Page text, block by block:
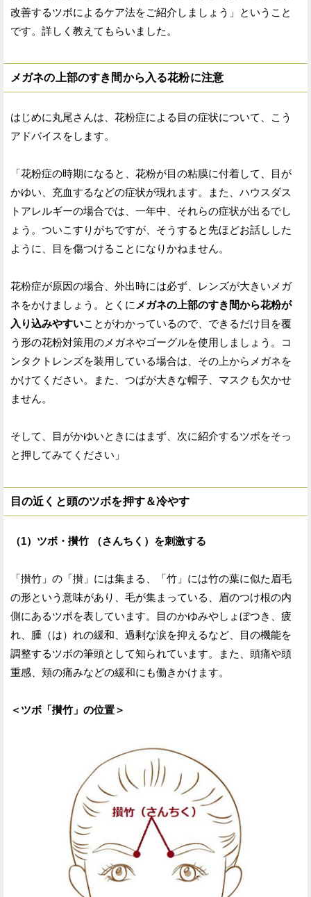
改善するツボによるケア法をご紹介しましょう」ということ
です。詳しく教えてもらいました。
メガネの上部のすき間から入る花粉に注意
はじめに丸尾さんは、花粉症による目の症状について、こう
アドバイスをします。
「花粉症の時期になると、花粉が目の粘膜に付着して、目が
かゆい、充血するなどの症状が現れます。また、ハウスダス
トアレルギーの場合では、一年中、それらの症状が出るでし
ょう。ついこすりがちですが、そうすると先ほどお話しした
ように、目を傷つけることになりかねません。
花粉症が原因の場合、外出時には必ず、レンズが大きいメガ
ネをかけましょう。とくに メガネの上部のすき間から花粉が
入り込みやすいことがわかっているので、できるだけ目を覆
う形の花粉対策用のメガネやゴーグルを使用しましょう。コ
ンタクトレンズを装用している場合は、その上からメガネを
かけてください。また、つばが大きな帽子、マスクも欠かせ
ません。
そして、目がかゆいときにはまず、次に紹介するツボをそっ
と押してみてください」
目の近くと頭のツボを押す＆冷やす
（1）ツボ・攅竹 （さんちく）を刺激する
「攅竹」の「攅」には集まる、「竹」には竹の葉に似た眉毛
の形という意味があり、毛が集まっている、眉のつけ根の内
側にあるツボを表しています。目のかゆみやしょぼつき、疲
れ、腫（は）れの緩和、過剰な涙を抑えるなど、目の機能を
調整するツボの筆頭として知られています。また、頭痛や頭
重感、頬の痛みなどの緩和にも働きかけます。
＜ツボ「攅竹」の位置＞